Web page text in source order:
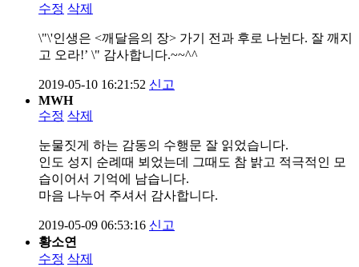
수정 삭제
\"\'인생은 <깨달음의 장> 가기 전과 후로 나뉜다. 잘 깨지
고 오라!’ \" 감사합니다.~~^^
2019-05-10 16:21:52 신고
MWH
수정 삭제
눈물짓게 하는 감동의 수행문 잘 읽었습니다.
인도 성지 순례때 뵈었는데 그때도 참 밝고 적극적인 모
습이어서 기억에 남습니다.
마음 나누어 주셔서 감사합니다.
2019-05-09 06:53:16 신고
황소연
수정 삭제